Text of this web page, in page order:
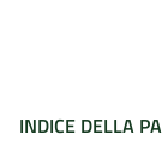
INDICE DELLA